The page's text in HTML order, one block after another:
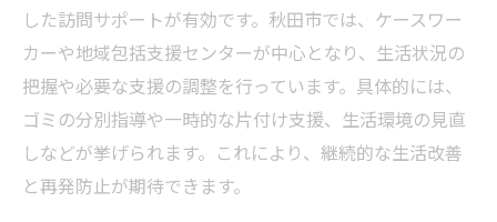
した訪問サポートが有効です。秋田市では、ケースワー
カーや地域包括支援センターが中心となり、生活状況の
把握や必要な支援の調整を行っています。具体的には、
ゴミの分別指導や一時的な片付け支援、生活環境の見直
しなどが挙げられます。これにより、継続的な生活改善
と再発防止が期待できます。